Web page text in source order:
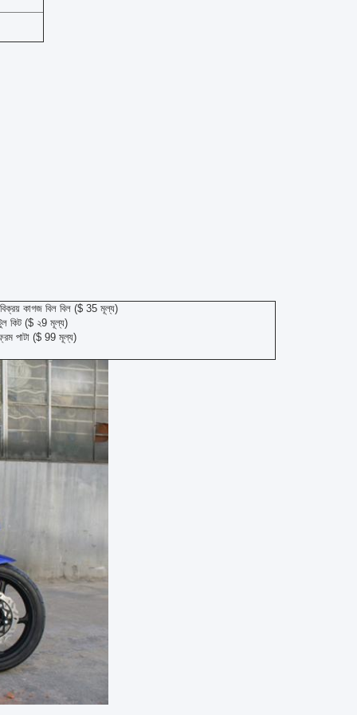
কাগজ বিল বিল ($ 35 মূল্য)
টুল কিট ($ ২9 মূল্য)
পাটা ($ 99 মূল্য)